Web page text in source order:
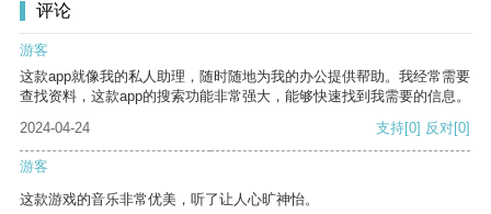
评论
游客
这款app就像我的私人助理，随时随地为我的办公提供帮助。我经常需要
查找资料，这款app的搜索功能非常强大，能够快速找到我需要的信息。
2024-04-24
支持[0] 反对[0]
游客
这款游戏的音乐非常优美，听了让人心旷神怡。